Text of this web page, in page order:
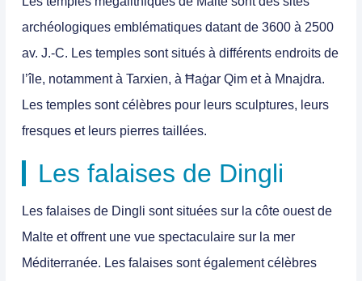
archéologiques emblématiques datant de 3600 à 2500
av. J.-C. Les temples sont situés à différents endroits de
l’île, notamment à Tarxien, à Ħaġar Qim et à Mnajdra.
Les temples sont célèbres pour leurs sculptures, leurs
fresques et leurs pierres taillées.
Les falaises de Dingli
Les falaises de Dingli sontsituées sur la côte ouest de
Malte et offrent une vue spectaculaire sur la mer
Méditerranée. Les falaises sont également célèbres